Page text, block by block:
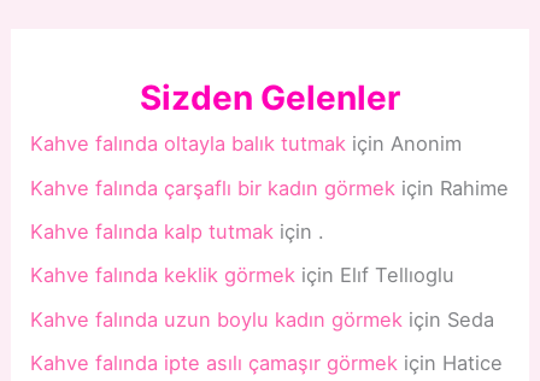
Sizden Gelenler
Kahve falında oltayla balık tutmak içinAnonim
Kahve falında çarşaflı bir kadın görmek için Rahime
Kahve falında kalp tutmak için .
Kahve falında keklik görmek için Elıf Tellıoglu
Kahve falında uzun boylu kadın görmek için Seda
Kahve falında ipte asılı çamaşır görmek için Hatice